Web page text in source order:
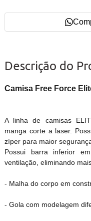
Descrição do
Camisa Free Force
A linha de camisas
manga corte a laser.
zíper para maior
Possui barra inferior
ventilação, eliminando
- Malha do corpo em
- Gola com modelagem